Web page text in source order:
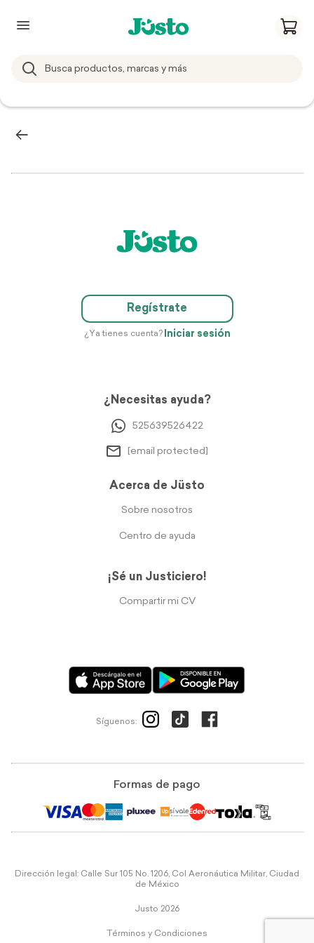
Regístrate
¿Ya tienes cuenta? Iniciar sesión
¿Necesitas ayuda?
525639526422
[email protected]
Acerca de Jüsto
Sobre nosotros
Centro de ayuda
¡Sé un Justiciero!
Compartir mi CV
Síguenos:
Formas de pago
Dirección legal: Calle Sur 105 No. 1206, Col Aeronáutica Militar, Ciudad
de México
Justo 2026
Términos y Condiciones